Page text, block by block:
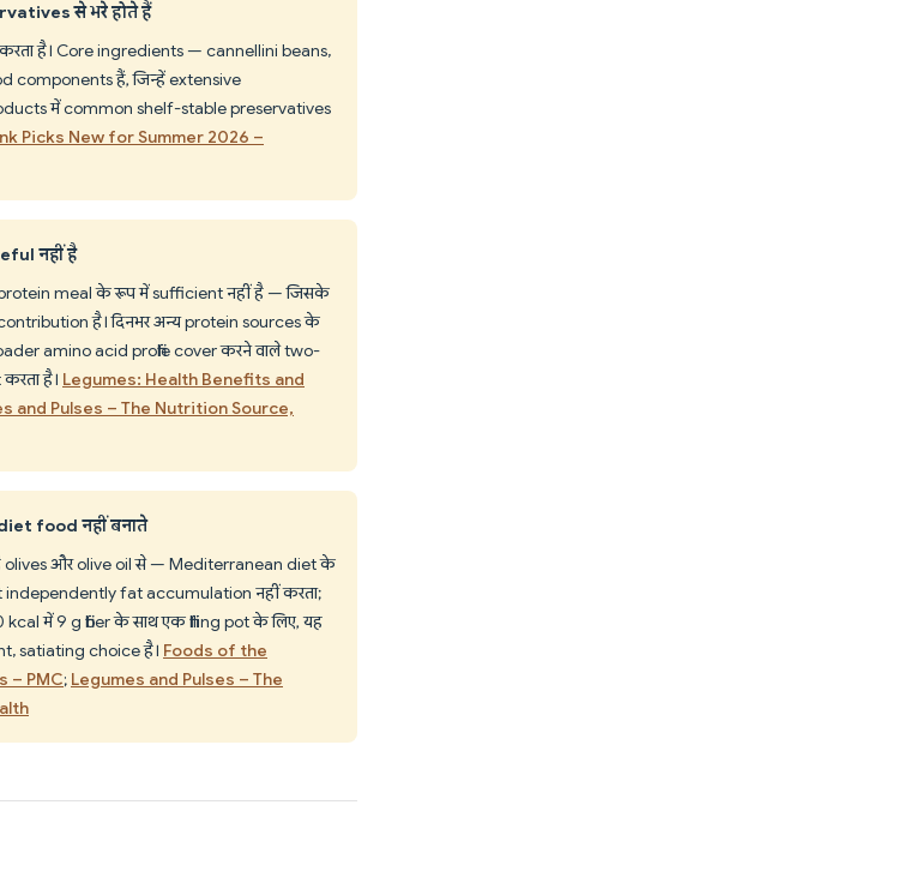
से भरे होते हैं
है। Core ingredients — cannellini beans,
components हैं, जिन्हें extensive
में common shelf-stable preservatives
Picks New for Summer 2026 –
नहीं है
meal के रूप में sufficient नहीं है — जिसके
है। दिनभर अन्य protein sources के
amino acid profile cover करने वाले two-
है। Legumes: Health Benefits and
and Pulses – The Nutrition Source,
food नहीं बनाते
और olive oil से — Mediterranean diet के
fat accumulation नहीं करता;
में 9 g fiber के साथ एक filling pot के लिए, यह
satiating choice है। Foods of the
– PMC; Legumes and Pulses – The